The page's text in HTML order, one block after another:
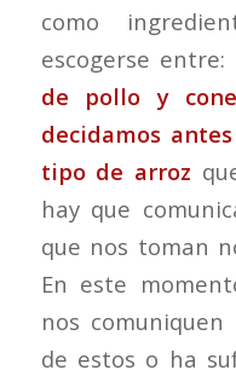
como
escogerse entre:
de pollo y
decidamos
tipo de arroz
hay que
que nos toman
En este
nos
de estos o ha